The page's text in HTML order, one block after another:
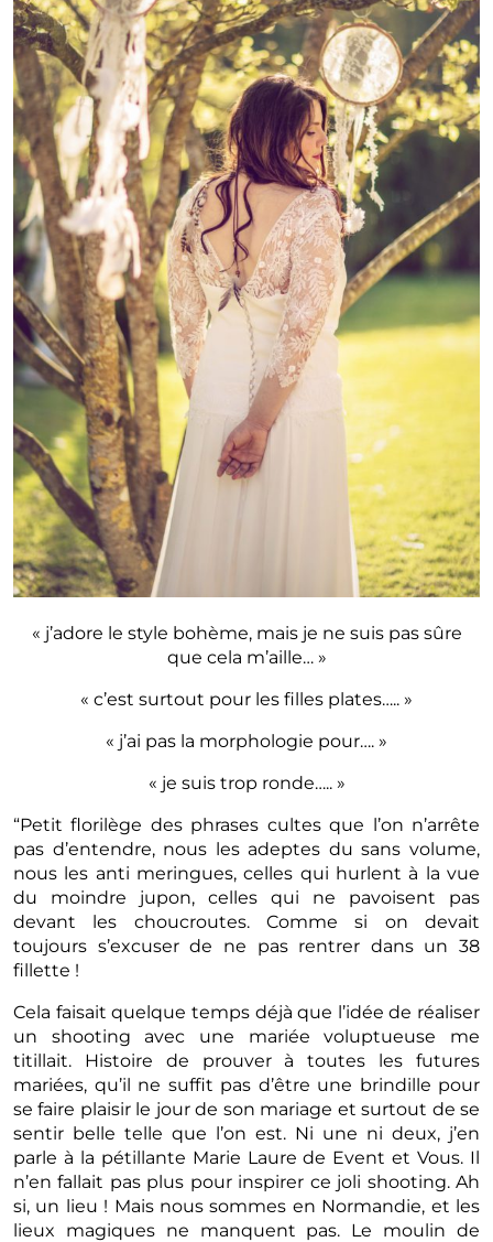
« j’adore le style bohème, mais je ne suis pas sûre
que cela m’aille… »
« c’est surtout pour les filles plates….. »
« j’ai pas la morphologie pour…. »
« je suis trop ronde….. »
“Petit florilège des phrases cultes que l’on n’arrête
pas d’entendre, nous les adeptes du sans volume,
nous les anti meringues, celles qui hurlent à la vue
du moindre jupon, celles qui ne pavoisent pas
devant les choucroutes. Comme si on devait
toujours s’excuser de ne pas rentrer dans un 38
fillette !
Cela faisait quelque temps déjà que l’idée de réaliser
un shooting avec une mariée voluptueuse me
titillait. Histoire de prouver à toutes les futures
mariées, qu’il ne suffit pas d’être une brindille pour
se faire plaisir le jour de son mariage et surtout de se
sentir belle telle que l’on est. Ni une ni deux, j’en
parle à la pétillante Marie Laure de Event et Vous. Il
n’en fallait pas plus pour inspirer ce joli shooting. Ah
si, un lieu ! Mais nous sommes en Normandie, et les
lieux magiques ne manquent pas. Le moulin de